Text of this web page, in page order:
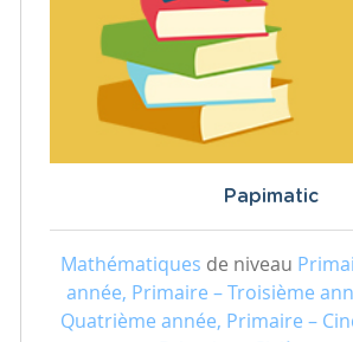
Papimatic
Mathématiques de niveau
année, Primaire – Troisième
Quatrième année, Primaire –